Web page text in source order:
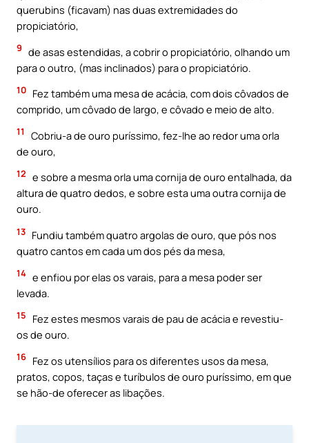
querubins (ficavam) nas duas extremidades do
propiciatório,
9 de asas estendidas, a cobrir o propiciatório, olhando um
para o outro, (mas inclinados) para o propiciatório.
10 Fez também uma mesa de acácia, com dois côvados de
comprido, um côvado de largo, e côvado e meio de alto.
11
Cobriu-a de ouro puríssimo, fez-lhe ao redor uma orla
de ouro,
12 e sobre a mesma orla uma cornija de ouro entalhada, da
altura de quatro dedos, e sobre esta uma outra cornija de
ouro.
13 Fundiu também quatro argolas de ouro, que pós nos
quatro cantos em cada um dos pés da mesa,
14 e enfiou por elas os varais, para a mesa poder ser
levada.
15
Fez estes mesmos varais de pau de acácia e revestiu-
os de ouro.
16 Fez os utensílios para os diferentes usos da mesa,
pratos, copos, taças e turíbulos de ouro puríssimo, em que
se hão-de oferecer as libações.